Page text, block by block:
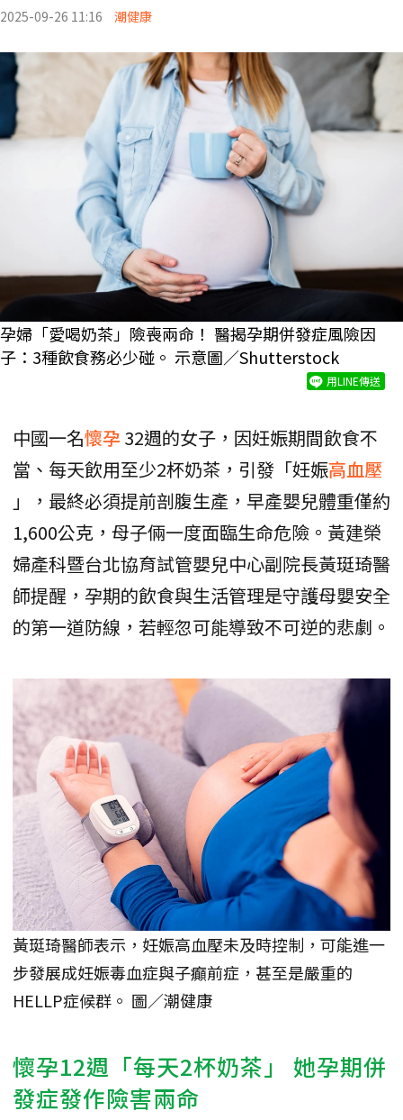
2025-09-26 11:16 潮健康
孕婦「愛喝奶茶」險喪兩命！ 醫揭孕期併發症風險因
子：3種飲食務必少碰。 示意圖／Shutterstock
用LINE傳送
中國一名懷孕32週的女子，因妊娠期間飲食不
當、每天飲用至少2杯奶茶，引發「妊娠高血壓
」，最終必須提前剖腹生產，早產嬰兒體重僅約
1,600公克，母子倆一度面臨生命危險。黃建榮
婦產科暨台北協育試管嬰兒中心副院長黃珽琦醫
師提醒，孕期的飲食與生活管理是守護母嬰安全
的第一道防線，若輕忽可能導致不可逆的悲劇。
黃珽琦醫師表示，妊娠高血壓未及時控制，可能進一
步發展成妊娠毒血症與子癲前症，甚至是嚴重的
HELLP症候群。 圖／潮健康
懷孕12週「每天2杯奶茶」 她孕期併
發症發作險害兩命